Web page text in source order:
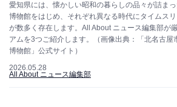
愛知県には、懐かしい昭和の暮らしの品々が詰ま
博物館をはじめ、それぞれ異なる時代にタイムス
が数多く存在します。All About ニュース編集部が
アムを3つご紹介します。（画像出典：「北名古屋
博物館」公式サイト）
2026.05.28
All About ニュース編集部